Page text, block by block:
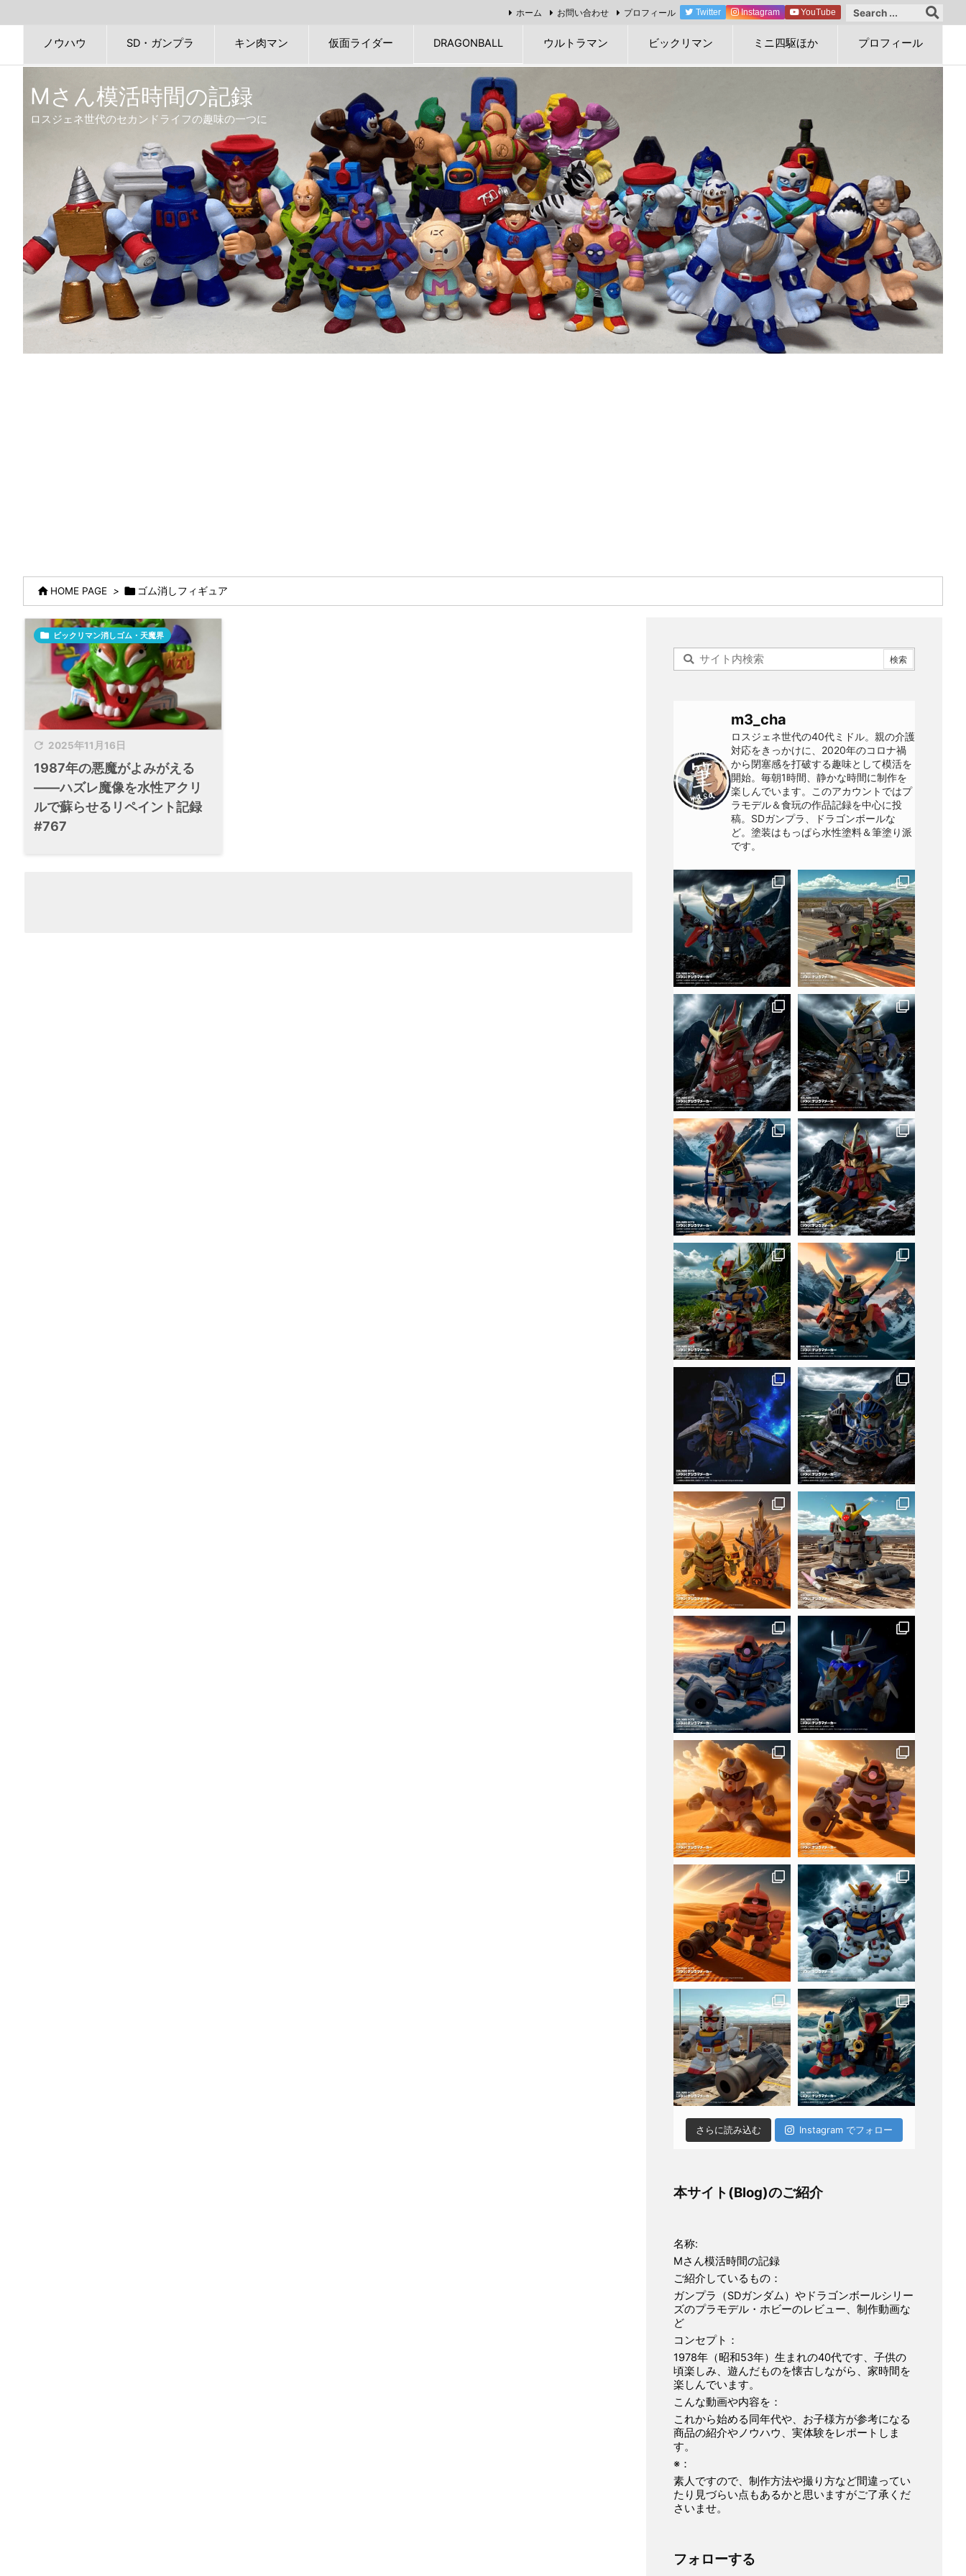
ノウハウ SD・ガンプラ キン肉マン 仮面ライダー DRAGONBALL ウルトラマン ビックリマン ミニ四駆ほか プロフィール
ホーム お問い合わせ プロフィール Twitter Instagram YouTube
Mさん模活時間の記録
ロスジェネ世代のセカンドライフの趣味の一つに
 HOME PAGE > ゴム消しフィギュア
 2025年11月16日
 ビックリマン消しゴム・天魔界
1987年の悪魔がよみがえる
——ハズレ魔像を水性アクリ
ルで蘇らせるリペイント記録
#767
m3_cha
ロスジェネ世代の40代ミドル。親の介護
対応をきっかけに、2020年のコロナ禍
から閉塞感を打破する趣味として模活を
開始。毎朝1時間、静かな時間に制作を
楽しんでいます。このアカウントではプ
ラモデル＆食玩の作品記録を中心に投
稿。SDガンプラ、ドラゴンボールな
ど。塗装はもっぱら水性塗料＆筆塗り派
です。
さらに読み込む Instagram でフォロー
本サイト(Blog)のご紹介
名称:
Mさん模活時間の記録
ご紹介しているもの：
ガンプラ（SDガンダム）やドラゴンボールシリー
ズのプラモデル・ホビーのレビュー、制作動画な
ど
コンセプト：
1978年（昭和53年）生まれの40代です、子供の
頃楽しみ、遊んだものを懐古しながら、家時間を
楽しんでいます。
こんな動画や内容を：
これから始める同年代や、お子様方が参考になる
商品の紹介やノウハウ、実体験をレポートしま
す。
※：
素人ですので、制作方法や撮り方など間違ってい
たり見づらい点もあるかと思いますがご了承くだ
さいませ。
フォローする